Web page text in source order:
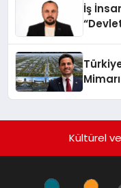
İş
Kültürel